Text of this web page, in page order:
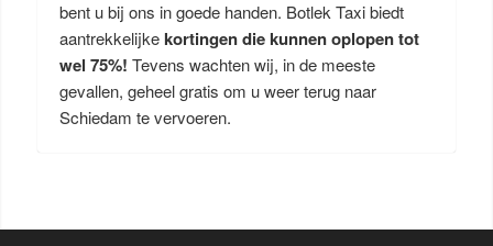
bent u bij ons in goede handen. Botlek Taxi biedt
aantrekkelijkekortingen die kunnen oplopen tot
wel 75%! Tevens wachten wij, in de meeste
gevallen, geheel gratis om u weer terug naar
Schiedam te vervoeren.